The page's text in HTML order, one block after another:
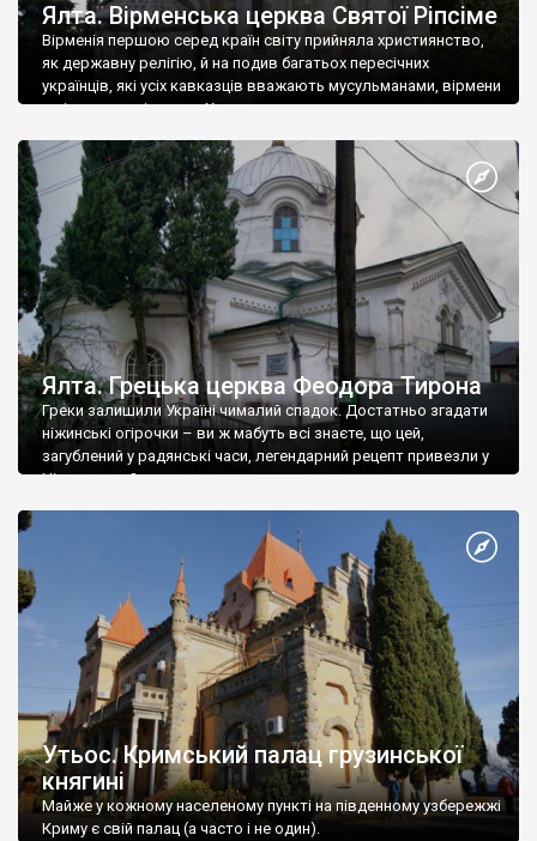
Ялта. Вірменська церква Святої Ріпсіме
Вірменія першою серед країн світу прийняла християнство,
як державну релігію, й на подив багатьох пересічних
українців, які усіх кавказців вважають мусульманами, вірмени
є відданими вірянами Христа
Ялта. Грецька церква Феодора Тирона
Греки залишили Україні чималий спадок. Достатньо згадати
ніжинські огірочки – ви ж мабуть всі знаєте, що цей,
загублений у радянські часи, легендарний рецепт привезли у
Ніжин греки?
Утьос. Кримський палац грузинської
княгині
Майже у кожному населеному пункті на південному узбережжі
Криму є свій палац (а часто і не один).